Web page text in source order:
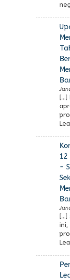
[…]
12
-
[…]
ini,